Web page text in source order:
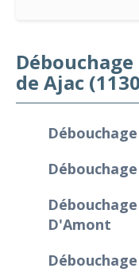
de Ajac
D'Amont